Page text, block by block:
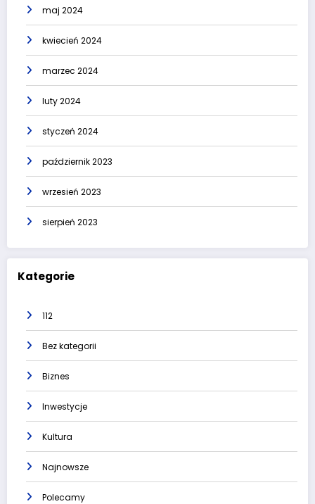
maj 2024
kwiecień 2024
marzec 2024
luty 2024
styczeń 2024
październik 2023
wrzesień 2023
sierpień 2023
Kategorie
112
Bez kategorii
Biznes
Inwestycje
Kultura
Najnowsze
Polecamy